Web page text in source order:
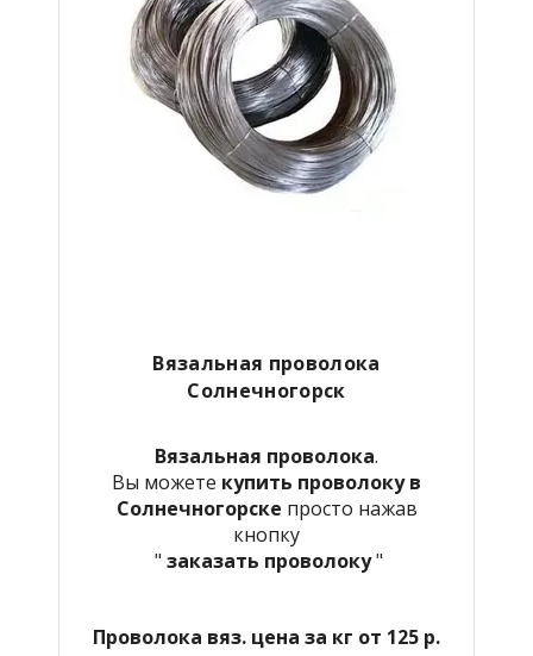
Вязальная проволока
Солнечногорск
Вязальная проволока.
Вы можете купить проволоку в
Солнечногорске просто нажав
кнопку
" заказать проволоку"
Проволока вяз. цена за кг от 125 р.